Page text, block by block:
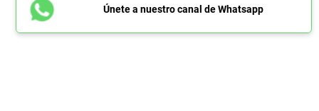
Únete a nuestro canal de Whatsapp